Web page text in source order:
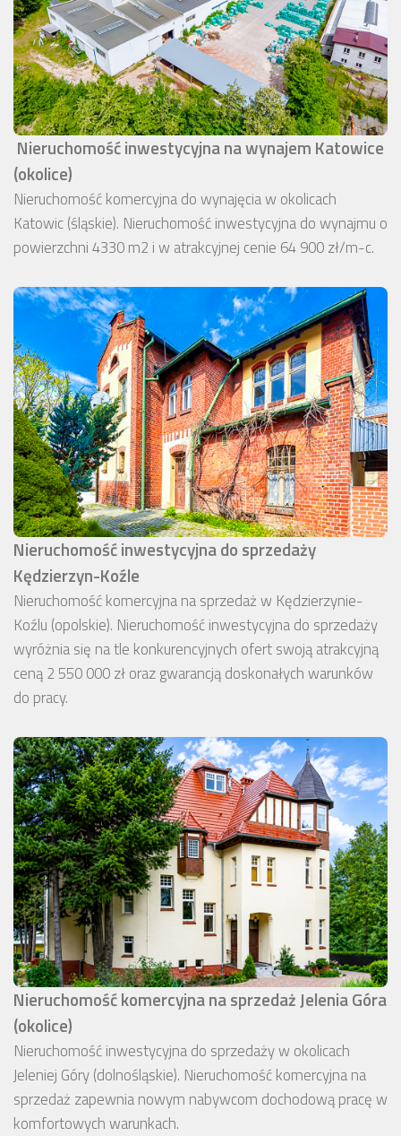
Nieruchomość inwestycyjna na wynajem Katowice
(okolice)
Nieruchomość komercyjna do wynajęcia w okolicach
Katowic (śląskie). Nieruchomość inwestycyjna do wynajmu o
powierzchni 4330 m2 i w atrakcyjnej cenie 64 900 zł/m-c.
Nieruchomość inwestycyjna do sprzedaży
Kędzierzyn-Koźle
Nieruchomość komercyjna na sprzedaż w Kędzierzynie-
Koźlu (opolskie). Nieruchomość inwestycyjna do sprzedaży
wyróżnia się na tle konkurencyjnych ofert swoją atrakcyjną
ceną 2 550 000 zł oraz gwarancją doskonałych warunków
do pracy.
Nieruchomość komercyjna na sprzedaż Jelenia Góra
(okolice)
Nieruchomość inwestycyjna do sprzedaży w okolicach
Jeleniej Góry (dolnośląskie). Nieruchomość komercyjna na
sprzedaż zapewnia nowym nabywcom dochodową pracę w
komfortowych warunkach.